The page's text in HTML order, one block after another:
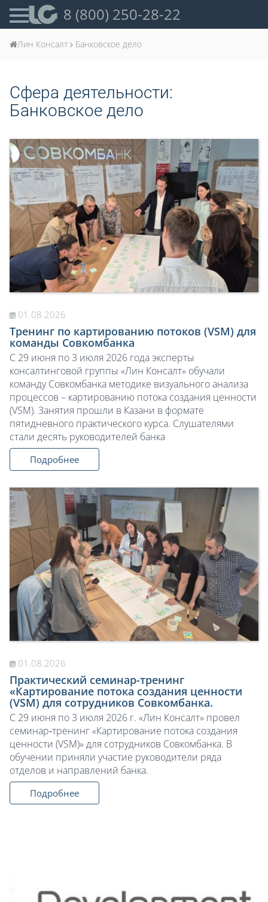
8 (800) 250-28-22
Лин Консалт Банковское дело
Сфера деятельности:
Банковское дело
01.08.2026
Тренинг по картированию потоков (VSM) для
команды Совкомбанка
С 29 июня по 3 июля 2026 года эксперты
консалтинговой группы «Лин Консалт» обучали
команду Совкомбанка методике визуального анализа
процессов – картированию потока создания ценности
(VSM). Занятия прошли в Казани в формате
пятидневного практического курса. Слушателями
стали десять руководителей банка
Подробнее
01.08.2026
Практический семинар-тренинг
«Картирование потока создания ценности
(VSM) для сотрудников Совкомбанка.
С 29 июня по 3 июля 2026 г. «Лин Консалт» провел
семинар‑тренинг «Картирование потока создания
ценности (VSM)» для сотрудников Совкомбанка. В
обучении приняли участие руководители ряда
отделов и направлений банка.
Подробнее